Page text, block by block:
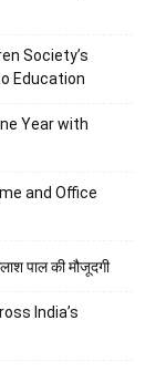
Society’s
Education
Year with
and Office
पाल की मौजूदगी
India’s